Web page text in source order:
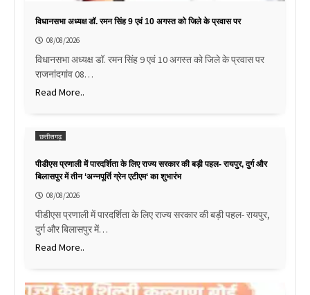
विधानसभा अध्यक्ष डॉ. रमन सिंह 9 एवं 10 अगस्त को जिले के प्रवास पर
08/08/2026
विधानसभा अध्यक्ष डॉ. रमन सिंह 9 एवं 10 अगस्त को जिले के प्रवास पर
राजनांदगांव 08…
Read More..
छत्तीसगढ़
पीडीएस प्रणाली में पारदर्शिता के लिए राज्य सरकार की बड़ी पहल- रायपुर, दुर्ग और
बिलासपुर में तीन ‘अन्नपूर्ति ग्रेन एटीएम‘ का शुभारंभ
08/08/2026
पीडीएस प्रणाली में पारदर्शिता के लिए राज्य सरकार की बड़ी पहल- रायपुर,
दुर्ग और बिलासपुर में…
Read More..